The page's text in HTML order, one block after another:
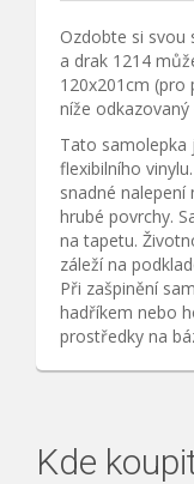
Ozdobte si svou
a drak 1214
120x201cm (pro
níže
Tato samolepka
flexibilního
snadné
hrubé povrchy.
na tapetu.
záleží na
Při zašpinění
hadříkem nebo
prostředky na
Kde